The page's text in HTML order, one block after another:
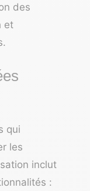
des
et
qui
les
inclut
: